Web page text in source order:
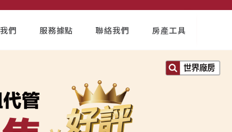
們 服務據點 聯絡我們 房產工具